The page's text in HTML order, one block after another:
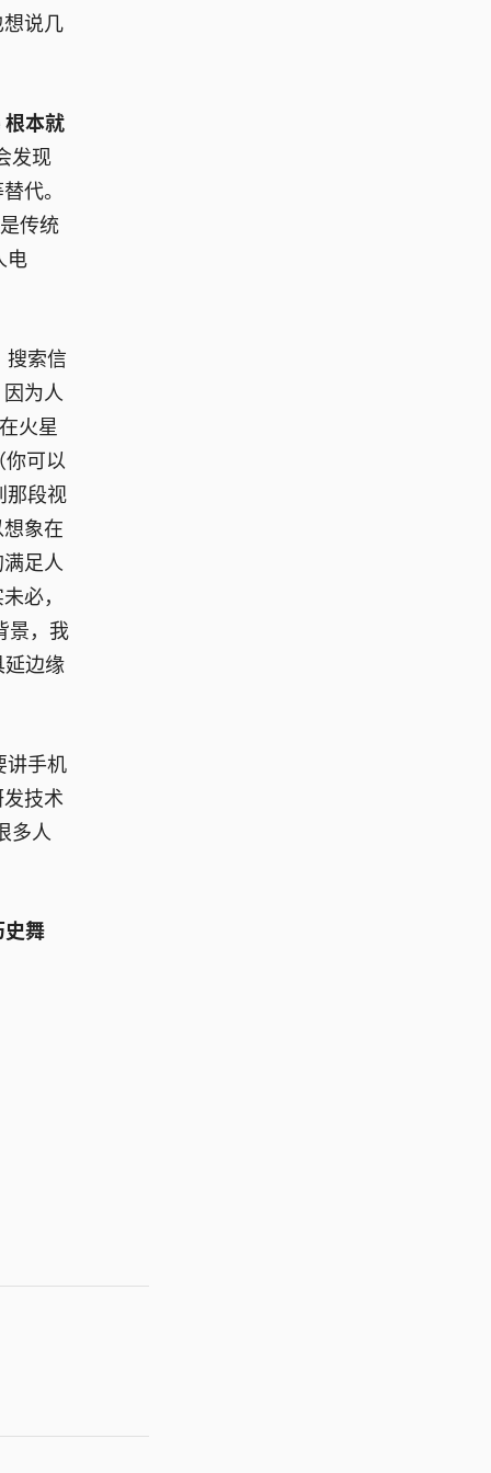
说几
本就
发现
代。
传统
电
搜索信
为人
火星
你可以
那段视
象在
足人
必，
景，我
边缘
讲手机
技术
多人
史舞